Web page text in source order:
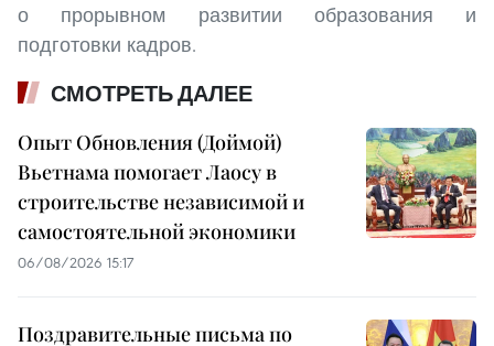
о прорывном развитии образования и
подготовки кадров.
СМОТРЕТЬ ДАЛЕЕ
Опыт Обновления (Доймой)
Вьетнама помогает Лаосу в
строительстве независимой и
самостоятельной экономики
06/08/2026 15:17
Поздравительные письма по